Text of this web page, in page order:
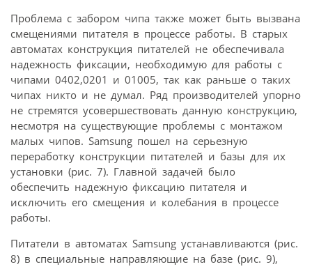
Проблема с забором чипа также может быть вызвана
смещениями питателя в процессе работы. В старых
автоматах конструкция питателей не обеспечивала
надежность фиксации, необходимую для работы с
чипами 0402,0201 и 01005, так как раньше о таких
чипах никто и не думал. Ряд производителей упорно
не стремятся усовершествовать данную конструкцию,
несмотря на существующие проблемы с монтажом
малых чипов. Samsung пошел на серьезную
переработку конструкции питателей и базы для их
установки (рис. 7). Главной задачей было
обеспечить надежную фиксацию питателя и
исключить его смещения и колебания в процессе
работы.
Питатели в автоматах Samsung устанавливаются (рис.
8) в специальные направляющие на базе (рис. 9),